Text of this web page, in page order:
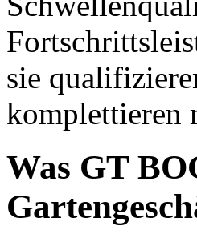
sie
komplettieren
Was GT